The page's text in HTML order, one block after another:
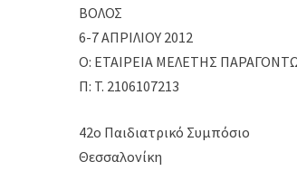
ΒΟΛΟΣ
6-7 ΑΠΡΙΛΙΟΥ 2012
Ο: ΕΤΑΙΡΕΙΑ ΜΕΛΕΤΗΣ
Π: T. 2106107213
42ο Παιδιατρικό Συμπόσιο
Θεσσαλονίκη